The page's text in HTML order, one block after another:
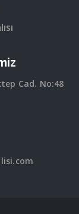
Cad. No:48